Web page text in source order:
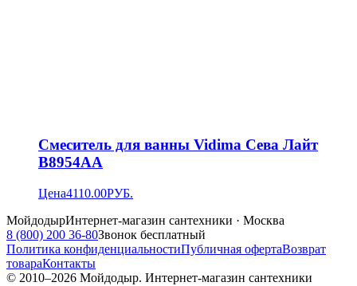
Смеситель для ванны Vidima Сева Лайт
B8954AA
Цена4110.00РУБ.
МойдодырИнтернет-магазин сантехники · Москва
8 (800) 200 36-80Звонок бесплатный
Политика конфиденциальностиПубличная офертаВозврат
товараКонтакты
© 2010–2026 Мойдодыр. Интернет-магазин сантехники